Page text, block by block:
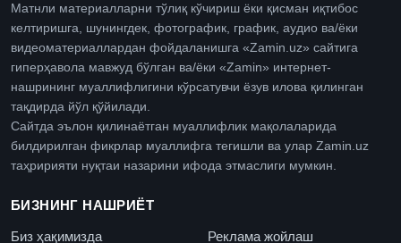
Матнли материалларни тўлиқ кўчириш ёки қисман иқтибос
келтиришга, шунингдек, фотографик, график, аудио ва/ёки
видеоматериаллардан фойдаланишга «Zamin.uz» сайтига
гиперҳавола мавжуд бўлган ва/ёки «Zamin» интернет-
нашрининг муаллифлигини кўрсатувчи ёзув илова қилинган
тақдирда йўл қўйилади.
Сайтда эълон қилинаётган муаллифлик мақолаларида
билдирилган фикрлар муаллифга тегишли ва улар Zamin.uz
таҳририяти нуқтаи назарини ифода этмаслиги мумкин.
БИЗНИНГ НАШРИЁТ
Биз ҳақимизда Реклама жойлаш